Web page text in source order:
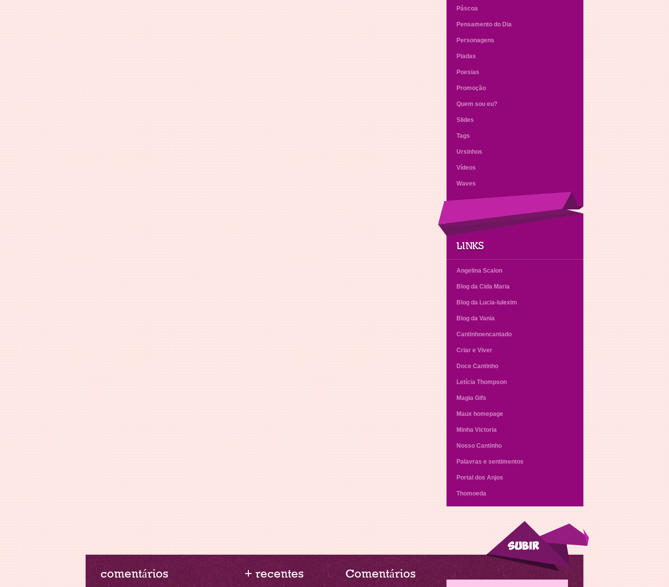
Páscoa
Pensamento do Dia
Personagens
Piadas
Poesias
Promoção
Quem sou eu?
Slides
Tags
Ursinhos
Vídeos
Waves
LINKS
Angelina Scalon
Blog da Cida Maria
Blog da Lucia-lulexim
Blog da Vania
Cantinhoencantado
Criar e Viver
Doce Cantinho
Letícia Thompson
Magia Gifs
Maux homepage
Minha Victoria
Nosso Cantinho
Palavras e sentimentos
Portal dos Anjos
Thomoeda
comentários + recentes Comentários